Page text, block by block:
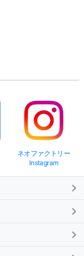
ネオファクトリー
Instagram